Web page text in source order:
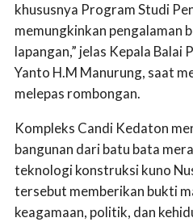
khususnya Program Studi
memungkinkan pengalaman
lapangan,” jelas Kepala Balai
Yanto H.M Manurung, saat
melepas rombongan.
Kompleks Candi Kedaton
bangunan dari batu bata
teknologi konstruksi kuno
tersebut memberikan bukti
keagamaan, politik, dan